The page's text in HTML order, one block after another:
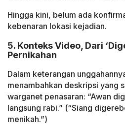
Hingga kini, belum ada
kebenaran lokasi kejadian.
5. Konteks Video, Dari
Pernikahan
Dalam keterangan
menambahkan deskripsi yang
warganet penasaran: “Awan
langsung rabi.” (“Siang
menikah.”)